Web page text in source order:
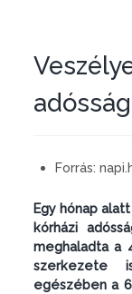
Forrás:
Egy hónap
kórházi
meghaladta a
szerkezete
egészében a